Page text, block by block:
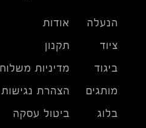
הנעלה
ציוד
ביגוד
מותגים
בלוג
אודות
תקנון
מדיניות
הצהרת נגישות
ביטול עסקה